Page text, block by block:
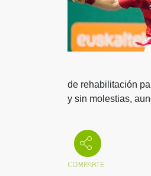
de rehabilitación
y sin molestias,